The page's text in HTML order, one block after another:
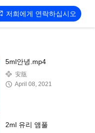
저희에게 연락하십시오
5ml안녕.mp4
安瓿
April 08, 2021
2ml 유리 앰풀